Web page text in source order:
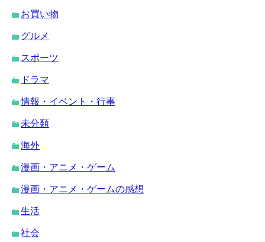
お買い物
グルメ
スポーツ
ドラマ
情報・イベント・行事
未分類
海外
漫画・アニメ・ゲーム
漫画・アニメ・ゲームの感想
生活
社会